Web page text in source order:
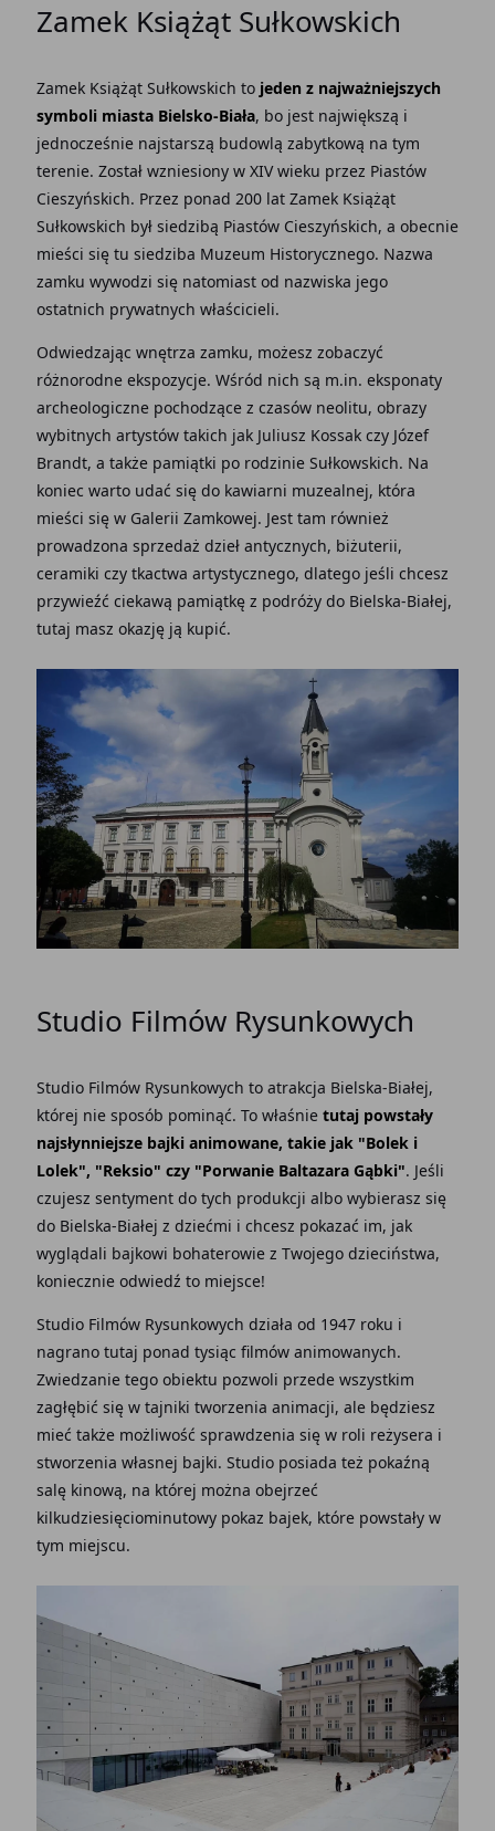
Zamek Książąt Sułkowskich
Zamek Książąt Sułkowskich to jeden z najważniejszych
symboli miasta Bielsko-Biała, bo jest największą i
jednocześnie najstarszą budowlą zabytkową na tym
terenie. Został wzniesiony w XIV wieku przez Piastów
Cieszyńskich. Przez ponad 200 lat Zamek Książąt
Sułkowskich był siedzibą Piastów Cieszyńskich, a obecnie
mieści się tu siedziba Muzeum Historycznego. Nazwa
zamku wywodzi się natomiast od nazwiska jego
ostatnich prywatnych właścicieli.
Odwiedzając wnętrza zamku, możesz zobaczyć
różnorodne ekspozycje. Wśród nich są m.in. eksponaty
archeologiczne pochodzące z czasów neolitu, obrazy
wybitnych artystów takich jak Juliusz Kossak czy Józef
Brandt, a także pamiątki po rodzinie Sułkowskich. Na
koniec warto udać się do kawiarni muzealnej, która
mieści się w Galerii Zamkowej. Jest tam również
prowadzona sprzedaż dzieł antycznych, biżuterii,
ceramiki czy tkactwa artystycznego, dlatego jeśli chcesz
przywieźć ciekawą pamiątkę z podróży do Bielska-Białej,
tutaj masz okazję ją kupić.
Studio Filmów Rysunkowych
Studio Filmów Rysunkowych to atrakcja Bielska-Białej,
której nie sposób pominąć. To właśnie tutaj powstały
najsłynniejsze bajki animowane, takie jak "Bolek i
Lolek", "Reksio" czy "Porwanie Baltazara Gąbki". Jeśli
czujesz sentyment do tych produkcji albo wybierasz się
do Bielska-Białej z dziećmi i chcesz pokazać im, jak
wyglądali bajkowi bohaterowie z Twojego dzieciństwa,
koniecznie odwiedź to miejsce!
Studio Filmów Rysunkowych działa od 1947 roku i
nagrano tutaj ponad tysiąc filmów animowanych.
Zwiedzanie tego obiektu pozwoli przede wszystkim
zagłębić się w tajniki tworzenia animacji, ale będziesz
mieć także możliwość sprawdzenia się w roli reżysera i
stworzenia własnej bajki. Studio posiada też pokaźną
salę kinową, na której można obejrzeć
kilkudziesięciominutowy pokaz bajek, które powstały w
tym miejscu.